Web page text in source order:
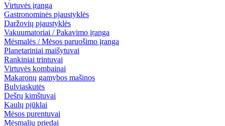
Virtuvės įranga
Gastronominės pjaustyklės
Daržovių pjaustyklės
Vakuumatoriai / Pakavimo įranga
Mėsmalės / Mėsos paruošimo įranga
Planetariniai maišytuvai
Rankiniai trintuvai
Virtuvės kombainai
Makaronų gamybos mašinos
Bulviaskutės
Dešrų kimštuvai
Kaulų pjūklai
Mėsos purentuvai
Mėsmalių priedai